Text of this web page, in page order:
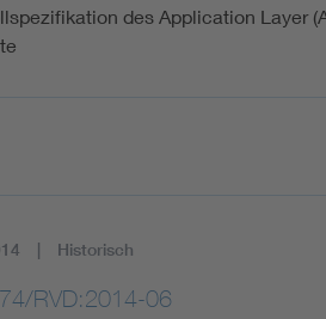
des Application Layer
Historisch
RVD:2014-06